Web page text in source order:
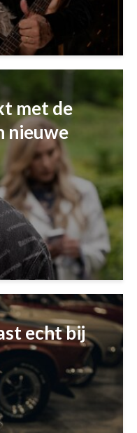
met de
nieuwe
echt bij